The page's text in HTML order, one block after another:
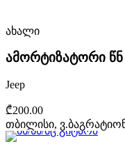
ახალი
ამორტიზატორი წნ
Jeep
₾200.00
თბილისი,